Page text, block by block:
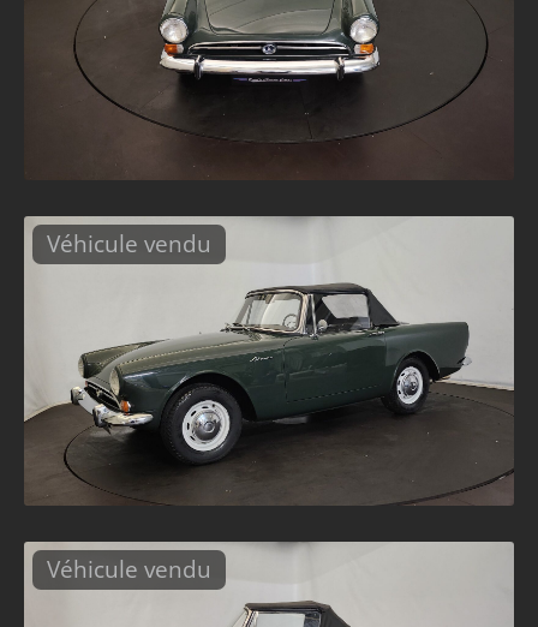
Véhicule vendu
Véhicule vendu